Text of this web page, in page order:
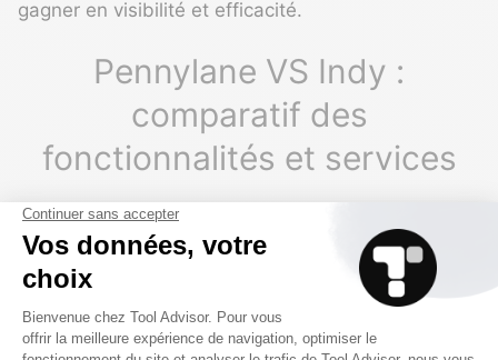
gagner en visibilité et efficacité.
Pennylane VS Indy :
comparatif des
fonctionnalités et services
Réalisation de votre bilan, compte de résultat et liasse fiscale
Synchronisation bancaire et catégorisation automatisée